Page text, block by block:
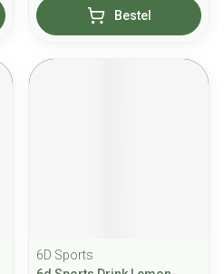
Bestel
6D Sports